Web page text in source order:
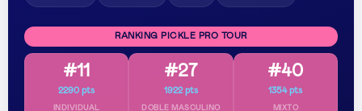
RANKING PICKLE PRO TOUR
#11
2290 pts
INDIVIDUAL
#27
1922 pts
DOBLE MASCULINO
#40
1354 pts
MIXTO